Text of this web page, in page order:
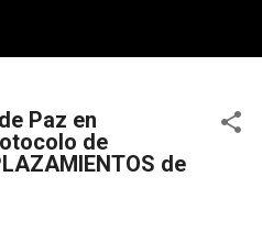
Paz en
de
de